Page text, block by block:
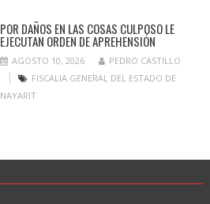
POR DAÑOS EN LAS COSAS CULPOSO LE
EJECUTAN ORDEN DE APREHENSIÓN
AGOSTO 10, 2026
PEDRO CASTILLO
FISCALIA GENERAL DEL ESTADO DE
NAYARIT